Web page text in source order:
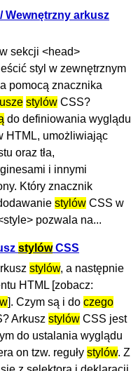
Wewnętrzny arkusz
sekcji <head>
styl w zewnętrznym
pomocą znacznika
stylów CSS?
do definiowania wyglądu
HTML, umożliwiając
oraz tła,
i innymi
Który znacznik
stylów CSS w
pozwala na...
stylówCSS
stylów, a następnie
HTML [zobacz:
]. Czym są i do czego
Arkusz stylów CSS jest
do ustalania wyglądu
on tzw. reguły stylów. Z